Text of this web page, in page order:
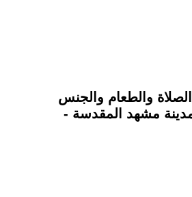
والطعام والجنس
مشهد المقدسة -